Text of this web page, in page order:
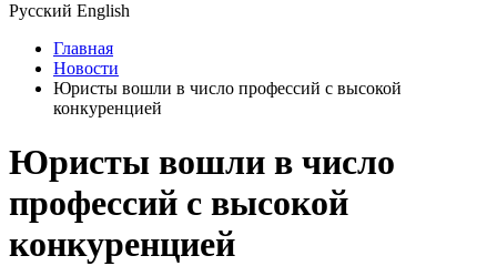
Русский English
Главная
Новости
Юристы вошли в число профессий с высокой
конкуренцией
Юристы вошли в число
профессий с высокой
конкуренцией